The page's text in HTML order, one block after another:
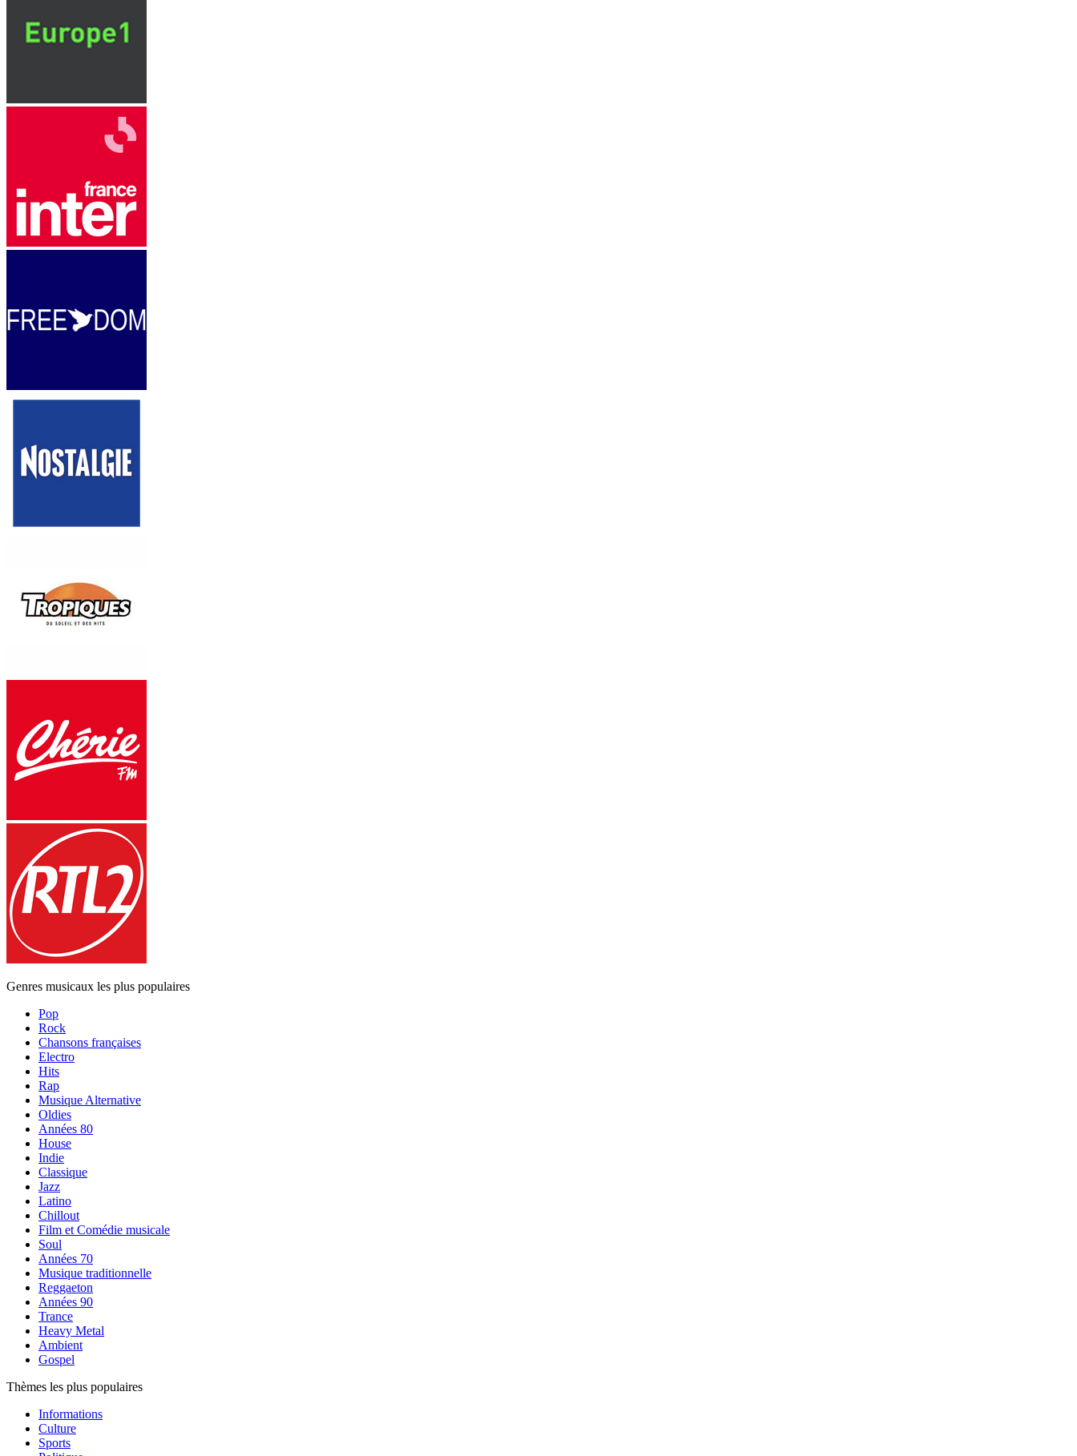
Genres musicaux les plus populaires
Pop
Rock
Chansons françaises
Electro
Hits
Rap
Musique Alternative
Oldies
Années 80
House
Indie
Classique
Jazz
Latino
Chillout
Film et Comédie musicale
Soul
Années 70
Musique traditionnelle
Reggaeton
Années 90
Trance
Heavy Metal
Ambient
Gospel
Thèmes les plus populaires
Informations
Culture
Sports